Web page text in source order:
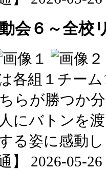
会６～全校
各組１チー
らが勝つか
にバトンを
る姿に感動
】 2026-05-